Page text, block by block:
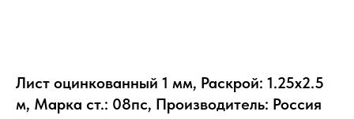
Лист оцинкованный 1 мм, Раскрой: 1.25х2.5
м, Марка ст.: 08пс, Производитель: Россия